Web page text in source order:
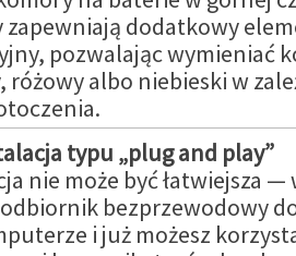
dodatkowy
pozwalając wymieniać
różowy albo niebieski w
typu „plug and play”
nie może być łatwiejsza —
odbiornik bezprzewodowy
i już możesz